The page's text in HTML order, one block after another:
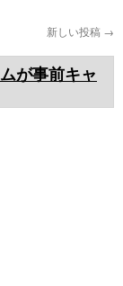
新しい投稿 →
が事前キャ